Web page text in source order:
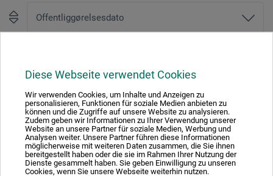
Diese Webseite verwendet Cookies
Wir verwenden Cookies, um Inhalte und Anzeigen zu
personalisieren, Funktionen für soziale Medien anbieten zu
können und die Zugriffe auf unsere Website zu analysieren.
Zudem geben wir Informationen zu Ihrer Verwendung unserer
Website an unsere Partner für soziale Medien, Werbung und
Analysen weiter. Unsere Partner führen diese Informationen
möglicherweise mit weiteren Daten zusammen, die Sie ihnen
bereitgestellt haben oder die sie im Rahmen Ihrer Nutzung der
Dienste gesammelt haben. Sie geben Einwilligung zu unseren
Cookies, wenn Sie unsere Webseite weiterhin nutzen.
Absolut sikker